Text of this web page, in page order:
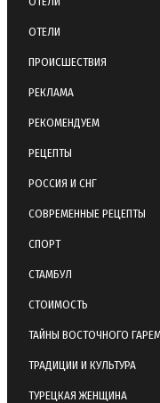
ОТЕЛИ
ПРОИСШЕСТВИЯ
РЕКЛАМА
РЕКОМЕНДУЕМ
РЕЦЕПТЫ
РОССИЯ И СНГ
СОВРЕМЕННЫЕ РЕЦЕПТЫ
СПОРТ
СТАМБУЛ
СТОИМОСТЬ
ТАЙНЫ ВОСТОЧНОГО
ТРАДИЦИИ И КУЛЬТУРА
ТУРЕЦКАЯ ЖЕНЩИНА